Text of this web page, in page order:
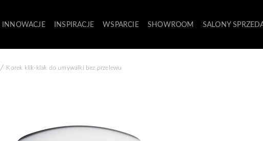
INNOWACJE INSPIRACJE WSPARCIE SHOWROOM SALONY
/ Korek klik-klak do umywalki bez przelewu